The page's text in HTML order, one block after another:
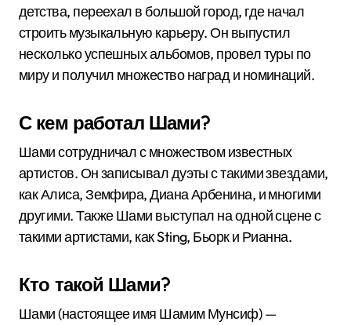
детства, переехал в большой город, где начал
строить музыкальную карьеру. Он выпустил
несколько успешных альбомов, провел туры по
миру и получил множество наград и номинаций.
С кем работал Шами?
Шами сотрудничал с множеством известных
артистов. Он записывал дуэты с такими звездами,
как Алиса, Земфира, Диана Арбенина, и многими
другими. Также Шами выступал на одной сцене с
такими артистами, как Sting, Бьорк и Рианна.
Кто такой Шами?
Шами (настоящее имя Шамим Мунсиф) —